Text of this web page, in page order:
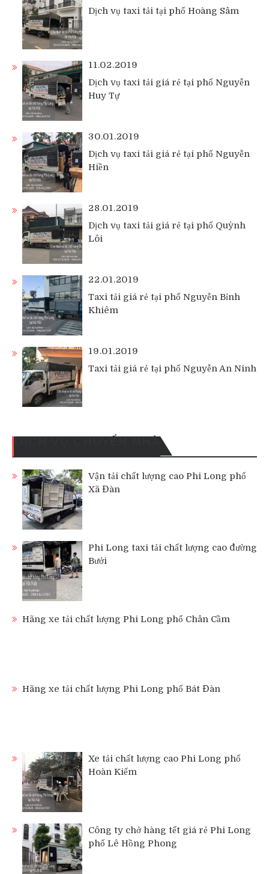
Dịch vụ taxi tải tại phố Hoàng Sâm
11.02.2019
Dịch vụ taxi tải giá rẻ tại phố Nguyễn
Huy Tự
30.01.2019
Dịch vụ taxi tải giá rẻ tại phố Nguyễn
Hiền
28.01.2019
Dịch vụ taxi tải giá rẻ tại phố Quỳnh
Lôi
22.01.2019
Taxi tải giá rẻ tại phố Nguyễn Bỉnh
Khiêm
19.01.2019
Taxi tải giá rẻ tại phố Nguyễn An Ninh
DỊCH VỤ CHUYỂN NHÀ
Vận tải chất lượng cao Phi Long phố
Xã Đàn
Phi Long taxi tải chất lượng cao đường
Bưởi
Hãng xe tải chất lượng Phi Long phố Chân Cầm
Hãng xe tải chất lượng Phi Long phố Bát Đàn
Xe tải chất lượng cao Phi Long phố
Hoàn Kiếm
Công ty chở hàng tết giá rẻ Phi Long
phố Lê Hồng Phong